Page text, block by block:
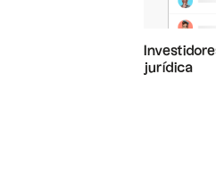
jurídica